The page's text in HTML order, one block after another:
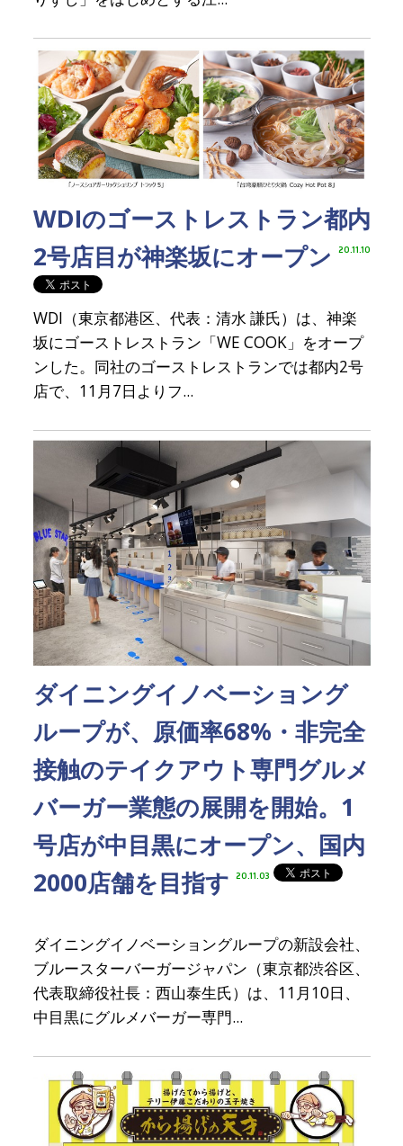
WDIのゴーストレストラン都内
2号店目が神楽坂にオープン
20.11.10
WDI（東京都港区、代表：清水 謙氏）は、神楽
坂にゴーストレストラン「WE COOK」をオープ
ンした。同社のゴーストレストランでは都内2号
店で、11月7日よりフ...
ダイニングイノベーショング
ループが、原価率68%・非完全
接触のテイクアウト専門グルメ
バーガー業態の展開を開始。1
号店が中目黒にオープン、国内
2000店舗を目指す
20.11.03
ダイニングイノベーショングループの新設会社、
ブルースターバーガージャパン（東京都渋谷区、
代表取締役社長：西山泰生氏）は、11月10日、
中目黒にグルメバーガー専門...